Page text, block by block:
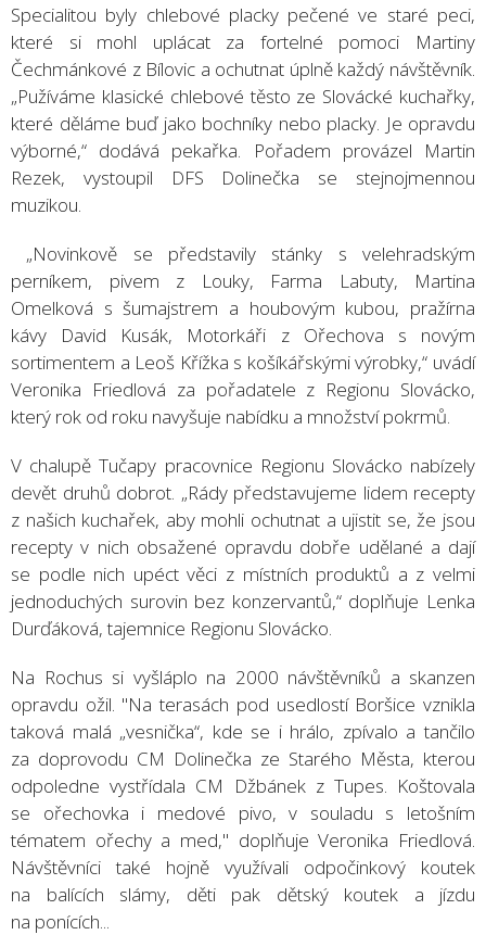
Specialitou byly chlebové placky pečené ve staré peci,
které si mohl uplácat za fortelné pomoci Martiny
Čechmánkové z Bílovic a ochutnat úplně každý návštěvník.
„Pužíváme klasické chlebové těsto ze Slovácké kuchařky,
které děláme buď jako bochníky nebo placky. Je opravdu
výborné,“ dodává pekařka. Pořadem provázel Martin
Rezek, vystoupil DFS Dolinečka se stejnojmennou
muzikou.
„Novinkově se představily stánky s velehradským
perníkem, pivem z Louky, Farma Labuty, Martina
Omelková s šumajstrem a houbovým kubou, pražírna
kávy David Kusák, Motorkáři z Ořechova s novým
sortimentem a Leoš Křížka s košíkářskými výrobky,“ uvádí
Veronika Friedlová za pořadatele z Regionu Slovácko,
který rok od roku navyšuje nabídku a množství pokrmů.
V chalupě Tučapy pracovnice Regionu Slovácko nabízely
devět druhů dobrot. „Rády představujeme lidem recepty
z našich kuchařek, aby mohli ochutnat a ujistit se, že jsou
recepty v nich obsažené opravdu dobře udělané a dají
se podle nich upéct věci z místních produktů a z velmi
jednoduchých surovin bez konzervantů,“ doplňuje Lenka
Durďáková, tajemnice Regionu Slovácko.
Na Rochus si vyšláplo na 2000 návštěvníků a skanzen
opravdu ožil. "Na terasách pod usedlostí Boršice vznikla
taková malá „vesnička“, kde se i hrálo, zpívalo a tančilo
za doprovodu CM Dolinečka ze Starého Města, kterou
odpoledne vystřídala CM Džbánek z Tupes. Koštovala
se ořechovka i medové pivo, v souladu s letošním
tématem ořechy a med," doplňuje Veronika Friedlová.
Návštěvníci také hojně využívali odpočinkový koutek
na balících slámy, děti pak dětský koutek a jízdu
na ponících...